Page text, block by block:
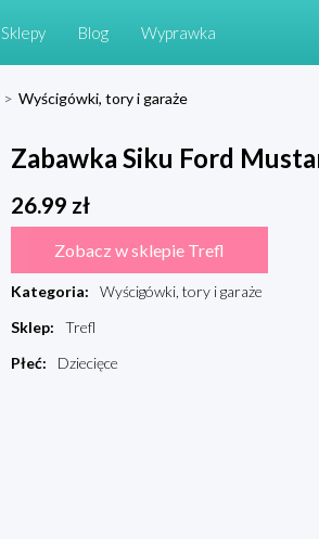
Sklepy Blog Wyprawka
> Wyścigówki, tory i garaże
Zabawka Siku Ford
26.99 zł
Zobacz w sklepie Trefl
Kategoria:
Wyścigówki, tory i garaże
Sklep:
Trefl
Płeć: Dziecięce